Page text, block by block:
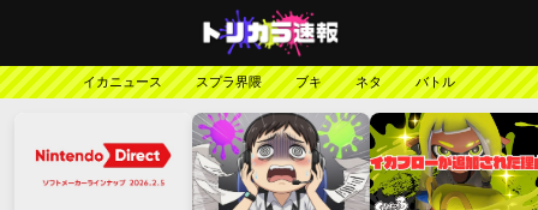
イカニュース スプラ界隈 ブキ ネタ バトル